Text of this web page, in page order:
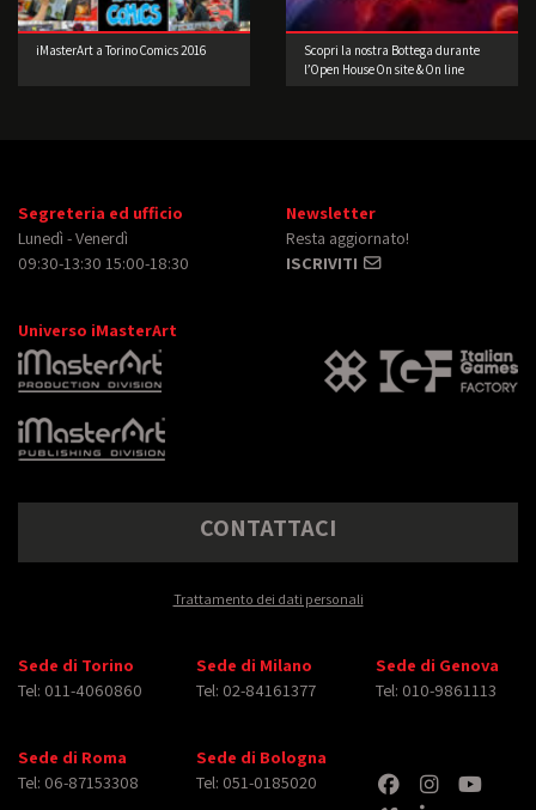
iMasterArt a Torino Comics 2016
Scopri la nostra Bottega durante
l’Open House On site & On line
Segreteria ed ufficio
Lunedì - Venerdì
09:30-13:30 15:00-18:30
Newsletter
Resta aggiornato!
ISCRIVITI
Universo iMasterArt
CONTATTACI
Trattamento dei dati personali
Sede di Torino
Tel: 011-4060860
Sede di Milano
Tel: 02-84161377
Sede di Genova
Tel: 010-9861113
Sede di Roma
Tel: 06-87153308
Sede di Bologna
Tel: 051-0185020